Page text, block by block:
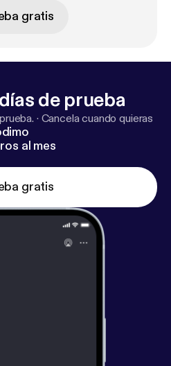
gratis
de prueba
· Cancela cuando quieras
al mes
gratis